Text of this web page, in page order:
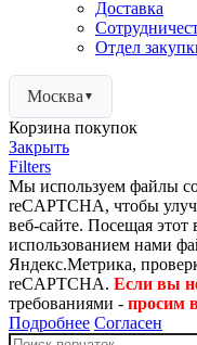
Доставка
Отдел
Москва ▼
Корзина покупок
Закрыть
Filters
Мы используем файлы
reCAPTCHA, чтобы
веб-сайте. Посещая этот
использованием нами
Яндекс.Метрика,
reCAPTCHA. Если вы
требованиями - просим
Подробнее Согласен